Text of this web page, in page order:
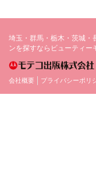
埼玉・群馬・栃木・茨城・
ンを探すならビューティー
会社概要 プライバシーポリ